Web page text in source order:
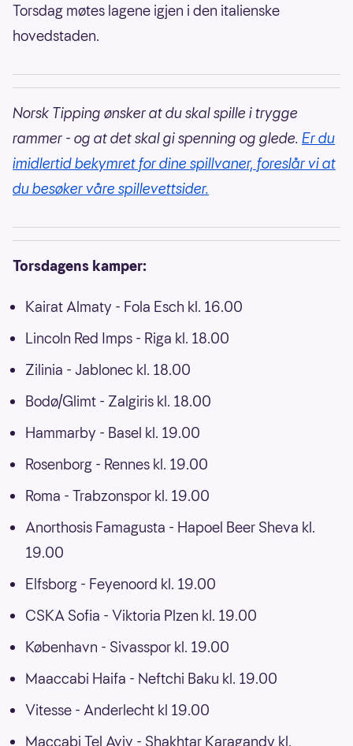
Torsdag møtes lagene igjen i den italienske
hovedstaden.
Norsk Tipping ønsker at du skal spille i trygge
rammer - og at det skal gi spenning og glede. Er du
imidlertid bekymret for dine spillvaner, foreslår vi at
du besøker våre spillevettsider.
Torsdagens kamper:
Kairat Almaty - Fola Esch kl. 16.00
Lincoln Red Imps - Riga kl. 18.00
Zilinia - Jablonec kl. 18.00
Bodø/Glimt - Zalgiris kl. 18.00
Hammarby - Basel kl. 19.00
Rosenborg - Rennes kl. 19.00
Roma - Trabzonspor kl. 19.00
Anorthosis Famagusta - Hapoel Beer Sheva kl.
19.00
Elfsborg - Feyenoord kl. 19.00
CSKA Sofia - Viktoria Plzen kl. 19.00
København - Sivasspor kl. 19.00
Maaccabi Haifa - Neftchi Baku kl. 19.00
Vitesse - Anderlecht kl 19.00
Maccabi Tel Aviv - Shakhtar Karagandy kl.